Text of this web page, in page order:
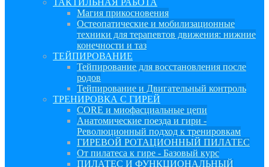
ТАКТИЛЬНАЯ РАБОТА
Магия прикосновения
Остеопатические и мобилизационные
техники для терапевтов движения: нижние
конечности и таз
ТЕЙПИРОВАНИЕ
Тейпирование для восстановления после
родов
Тейпирование и Двигательный контроль
ТРЕНИРОВКА С ГИРЕЙ
CORE и миофасциальные цепи
Анатомические поезда и гири -
Революционный подход к тренировкам
ГИРЕВОЙ РОТАЦИОННЫЙ ПИЛАТЕС
От пилатеса к гире - Базовый курс
ПИЛАТЕС И ФУНКЦИОНАЛЬНЫЙ